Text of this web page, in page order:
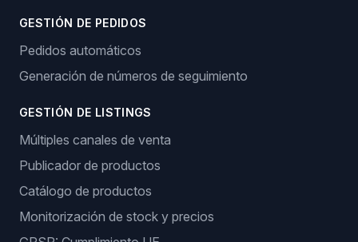
GESTIÓN DE PEDIDOS
Pedidos automáticos
Generación de números de seguimiento
GESTIÓN DE LISTINGS
Múltiples canales de venta
Publicador de productos
Catálogo de productos
Monitorización de stock y precios